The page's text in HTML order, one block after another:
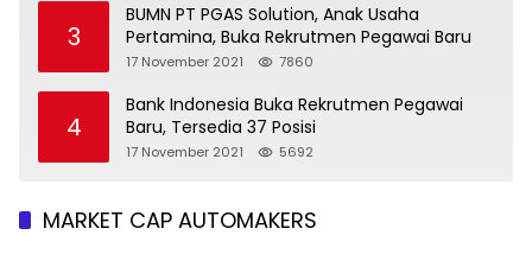
3
BUMN PT PGAS Solution, Anak Usaha
Pertamina, Buka Rekrutmen Pegawai Baru
17 November 2021 7860
4
Bank Indonesia Buka Rekrutmen Pegawai
Baru, Tersedia 37 Posisi
17 November 2021 5692
MARKET CAP AUTOMAKERS